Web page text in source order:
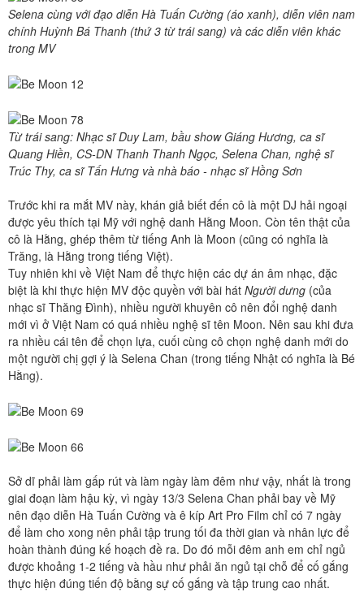
Selena cùng với đạo diễn Hà Tuấn Cường (áo xanh), diễn viên nam
chính Huỳnh Bá Thanh (thứ 3 từ trái sang) và các diễn viên khác
trong MV
Từ trái sang: Nhạc sĩ Duy Lam, bầu show Giáng Hương, ca sĩ
Quang Hiền, CS-DN Thanh Thanh Ngọc, Selena Chan, nghệ sĩ
Trúc Thy, ca sĩ Tấn Hưng và nhà báo - nhạc sĩ Hồng Sơn
Trước khi ra mắt MV này, khán giả biết đến cô là một DJ hải ngoại
được yêu thích tại Mỹ với nghệ danh Hằng Moon. Còn tên thật của
cô là Hằng, ghép thêm từ tiếng Anh là Moon (cũng có nghĩa là
Trăng, là Hằng trong tiếng Việt).
Tuy nhiên khi về Việt Nam để thực hiện các dự án âm nhạc, đặc
biệt là khi thực hiện MV độc quyền với bài hát Người dưng (của
nhạc sĩ Thăng Đình), nhiều người khuyên cô nên đổi nghệ danh
mới vì ở Việt Nam có quá nhiều nghệ sĩ tên Moon. Nên sau khi đưa
ra nhiều cái tên để chọn lựa, cuối cùng cô chọn nghệ danh mới do
một người chị gợi ý là Selena Chan (trong tiếng Nhật có nghĩa là Bé
Hằng).
Sở dĩ phải làm gấp rút và làm ngày làm đêm như vậy, nhất là trong
giai đoạn làm hậu kỳ, vì ngày 13/3 Selena Chan phải bay về Mỹ
nên đạo diễn Hà Tuấn Cường và ê kíp Art Pro Film chỉ có 7 ngày
để làm cho xong nên phải tập trung tối đa thời gian và nhân lực để
hoàn thành đúng kế hoạch đề ra. Do đó mỗi đêm anh em chỉ ngủ
được khoảng 1-2 tiếng và hầu như phải ăn ngủ tại chỗ để cố gắng
thực hiện đúng tiến độ bằng sự cố gắng và tập trung cao nhất.